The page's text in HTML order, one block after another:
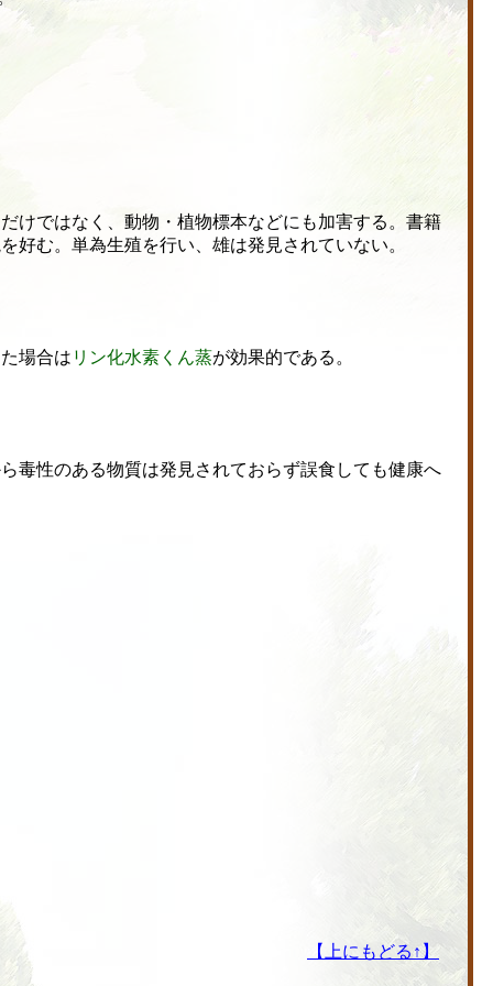
けではなく、動物・植物標本などにも加害する。書籍
好む。単為生殖を行い、雄は発見されていない。
場合は リン化水素 くん蒸が効果的である。
毒性のある物質は発見されておらず誤食しても健康へ
【上にもどる↑】